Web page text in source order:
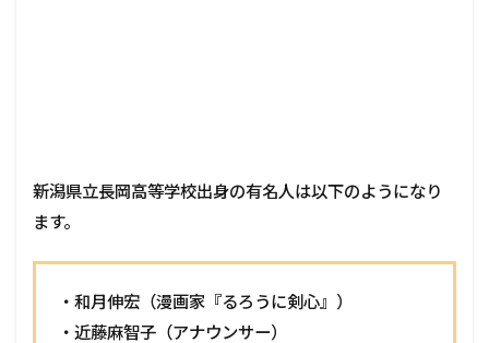
新潟県立長岡高等学校出身の有名人は以下のようになり
ます。
・和月伸宏（漫画家『るろうに剣心』）
・近藤麻智子（アナウンサー）